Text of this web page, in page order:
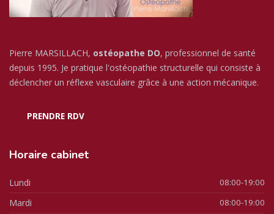
Pierre MARSILLACH, ostéopathe DO, professionnel de santé
depuis 1995. Je pratique l'ostéopathie structurelle qui consiste à
déclencher un réflexe vasculaire grâce à une action mécanique.
PRENDRE RDV
Horaire cabinet
Lundi 08:00-19:00
Mardi 08:00-19:00